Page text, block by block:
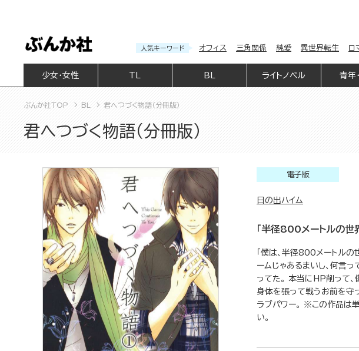
人気キーワード オフィス 三角関係 純愛 異世界転生 ロ
少女・女性 BL ライトノベル 青年
ぶんか社TOP BL 君へつづく物語（分冊版）
君へつづく物語（分冊版）
電子版
日の出ハイム
「半径800メートルの世
「僕は、半径800メートル
ームじゃあるまいし、何言
ってた。 本当にHP削って、
身体を張って戦うお前を守
ラブパワー。 ※この作品は
い。